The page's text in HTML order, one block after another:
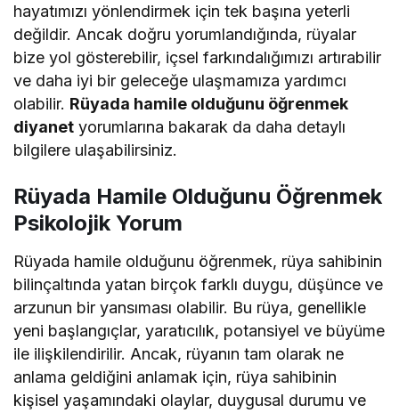
hayatımızı yönlendirmek için tek başına yeterli
değildir. Ancak doğru yorumlandığında, rüyalar
bize yol gösterebilir, içsel farkındalığımızı artırabilir
ve daha iyi bir geleceğe ulaşmamıza yardımcı
olabilir. Rüyada hamile olduğunu öğrenmek
diyanet yorumlarına bakarak da daha detaylı
bilgilere ulaşabilirsiniz.
Rüyada Hamile Olduğunu Öğrenmek
Psikolojik Yorum
Rüyada hamile olduğunu öğrenmek, rüya sahibinin
bilinçaltında yatan birçok farklı duygu, düşünce ve
arzunun bir yansıması olabilir. Bu rüya, genellikle
yeni başlangıçlar, yaratıcılık, potansiyel ve büyüme
ile ilişkilendirilir. Ancak, rüyanın tam olarak ne
anlama geldiğini anlamak için, rüya sahibinin
kişisel yaşamındaki olaylar, duygusal durumu ve